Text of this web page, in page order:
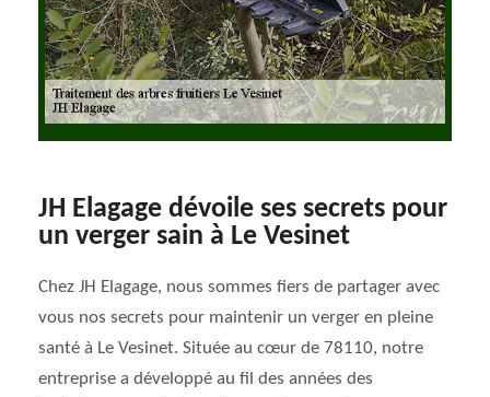
JH Elagage dévoile ses secrets pour
un verger sain à Le Vesinet
Chez JH Elagage, nous sommes fiers de partager avec
vous nos secrets pour maintenir un verger en pleine
santé à Le Vesinet. Située au cœur de 78110, notre
entreprise a développé au fil des années des